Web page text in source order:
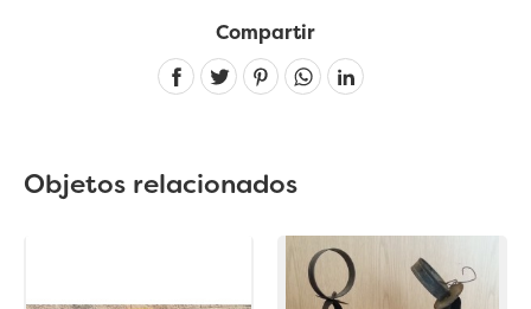
Compartir
Linkedin
Objetos relacionados